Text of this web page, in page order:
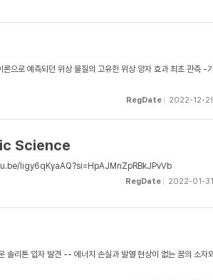
으로 예측되던 위상 물질의 고유한 위상 양자 효과 최초 관측 -
RegDate 2022-12-
Science
ligy6qKyaAQ?si=HpAJMnZpRBkJPvVb
RegDate 2022-01-31
솔리톤 입자 발견 -- 에너지 손실과 발열 현상이 없는 꿈의 소자